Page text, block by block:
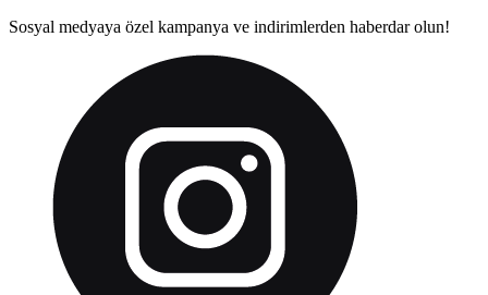
Sosyal medyaya özel kampanya ve indirimlerden haberdar olun!